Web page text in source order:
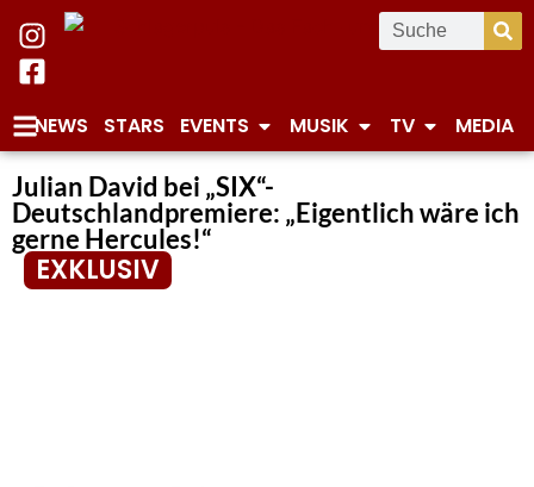
NEWS STARS EVENTS MUSIK TV MEDIA
Julian David bei „SIX“-
Deutschlandpremiere: „Eigentlich wäre ich
gerne Hercules!“
EXKLUSIV